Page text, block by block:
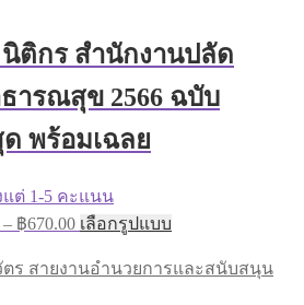
The
options
may
be
ติกร สำนักงานปลัด
ารณสุข 2566 ฉบับ
พร้อมเฉลย
แต่ 1-5 คะแนน
– ฿670.00Price
range:
฿395.00
เลือกรูปแบบ
product
multiple